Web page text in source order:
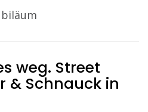
weg. Street
& Schnauck in